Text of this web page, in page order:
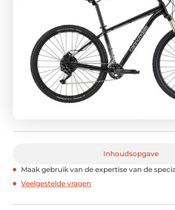
Inhoudsopgave
Maak gebruik van de expertise van de
Veelgestelde vragen